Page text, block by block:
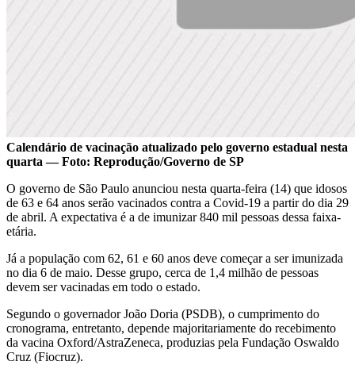
Calendário de vacinação atualizado pelo governo estadual nesta
quarta — Foto: Reprodução/Governo de SP
O governo de São Paulo anunciou nesta quarta-feira (14) que idosos
de 63 e 64 anos serão vacinados contra a Covid-19 a partir do dia 29
de abril. A expectativa é a de imunizar 840 mil pessoas dessa faixa-
etária.
Já a população com 62, 61 e 60 anos deve começar a ser imunizada
no dia 6 de maio. Desse grupo, cerca de 1,4 milhão de pessoas
devem ser vacinadas em todo o estado.
Segundo o governador João Doria (PSDB), o cumprimento do
cronograma, entretanto, depende majoritariamente do recebimento
da vacina Oxford/AstraZeneca, produzias pela Fundação Oswaldo
Cruz (Fiocruz).